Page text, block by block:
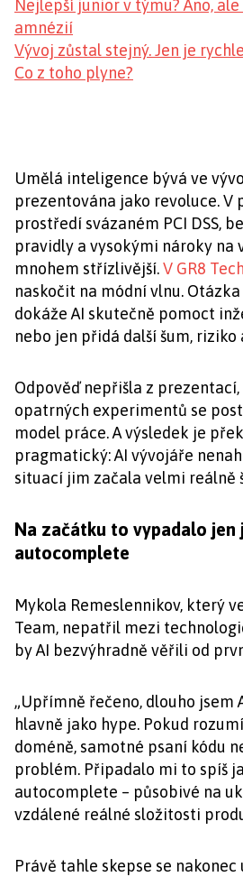
Nejlepší junior v týmu? Ano,
amnézií
Vývoj zůstal stejný. Jen je
Co z toho plyne?
Umělá inteligence bývá ve
prezentována jako revoluce. V
prostředí svázaném PCI DSS,
pravidly a vysokými nároky na
mnohem střízlivější.V GR8 Tech
naskočit na módní vlnu.
dokáže AI skutečně pomoct
nebo jen přidá další šum, riziko
Odpověď nepřišla z prezentací,
opatrných experimentů se
model práce. A výsledek je
pragmatický: AI vývojáře
situací jim začala velmi reálně
Na začátku to vypadalo jen
autocomplete
Mykola Remeslennikov, který
Team, nepatřil mezi
by AI bezvýhradně věřili od
„Upřímně řečeno, dlouho jsem
hlavně jako hype. Pokud
doméně, samotné psaní kódu
problém. Připadalo mi to spíš
autocomplete – působivé na
vzdálené reálné složitosti
Právě tahle skepse se